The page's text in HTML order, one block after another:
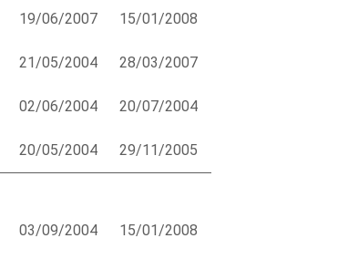
19/06/2007 15/01/2008
21/05/2004 28/03/2007
02/06/2004 20/07/2004
20/05/2004 29/11/2005
03/09/2004 15/01/2008